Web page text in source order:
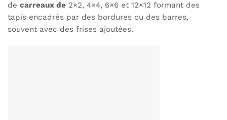
de carreaux de 2×2, 4×4, 6×6 et 12×12 formant des
tapis encadrés par des bordures ou des barres,
souvent avec des frises ajoutées.